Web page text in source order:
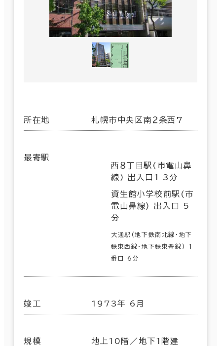
所在地 札幌市中央区南２条西7
最寄駅
西８丁目駅(市電山鼻
線) 出入口1 3分
資生館小学校前駅(市
電山鼻線) 出入口 5
分
大通駅(地下鉄南北線･地下
鉄東西線･地下鉄東豊線) 1
番口 6分
竣工 1973年 6月
規模 地上10階／地下1階建